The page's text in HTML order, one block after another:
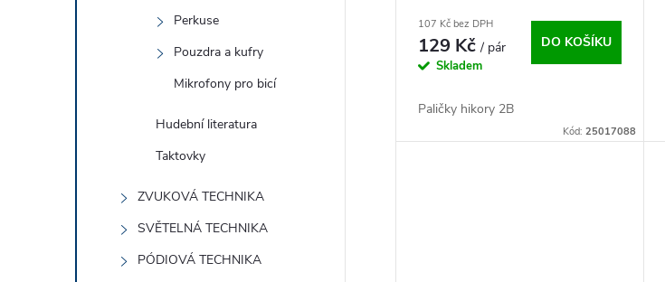
Perkuse
Pouzdra a kufry
Mikrofony pro bicí
Hudební literatura
Taktovky
ZVUKOVÁ TECHNIKA
SVĚTELNÁ TECHNIKA
PÓDIOVÁ TECHNIKA
107 Kč bez DPH
129 Kč/ pár
Skladem
DO KOŠÍKU
Paličky hikory 2B
Kód:25017088